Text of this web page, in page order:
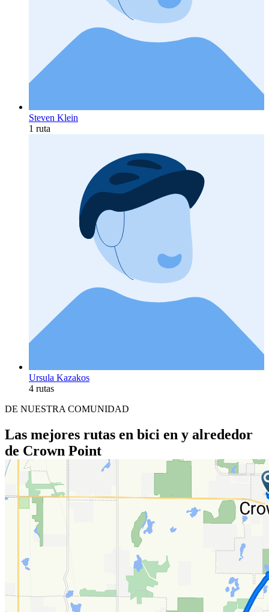
Steven Klein
1 ruta
Ursula Kazakos
4 rutas
DE NUESTRA COMUNIDAD
Las mejores rutas en bici en y alrededor
de Crown Point